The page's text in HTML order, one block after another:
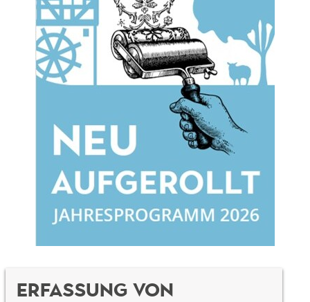
Erfassung von